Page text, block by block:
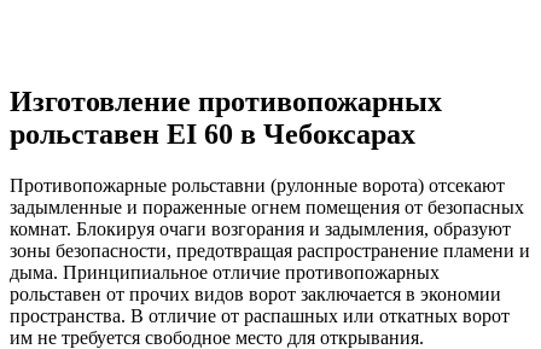
Изготовление противопожарных
рольставен EI 60 в Чебоксарах
Противопожарные рольставни (рулонные ворота) отсекают
задымленные и пораженные огнем помещения от безопасных
комнат. Блокируя очаги возгорания и задымления, образуют
зоны безопасности, предотвращая распространение пламени и
дыма. Принципиальное отличие противопожарных
рольставен от прочих видов ворот заключается в экономии
пространства. В отличие от распашных или откатных ворот
им не требуется свободное место для открывания.